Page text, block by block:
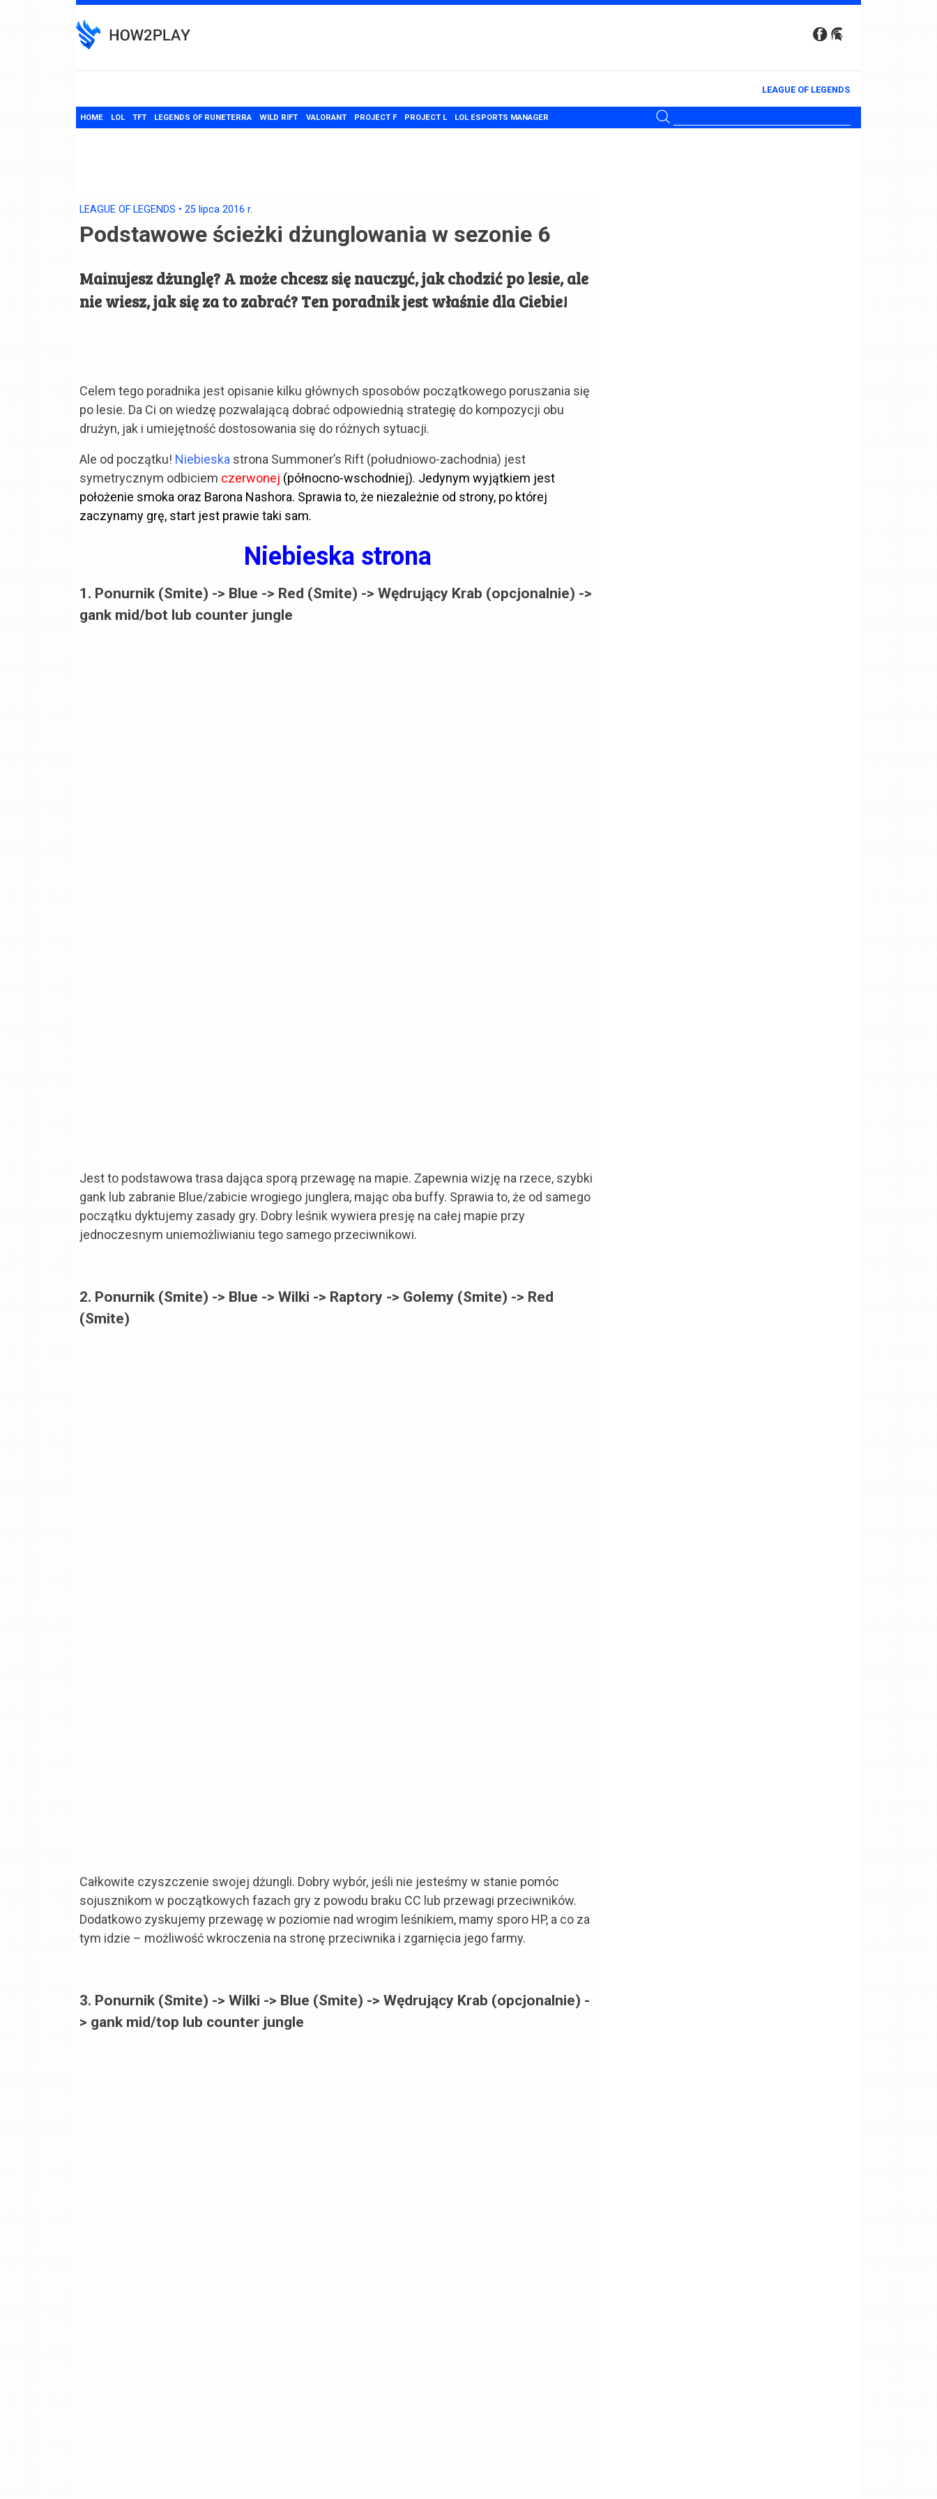
to
content
LEAGUE OF LEGENDS
HOME LOL TFT LEGENDS OF RUNETERRA WILD RIFT VALORANT PROJECT F PROJECT L LOL ESPORTS MANAGER
LEAGUE OF LEGENDS • 25 lipca 2016 r.
Podstawowe ścieżki dżunglowania w sezonie 6
Mainujesz dżunglę? A może chcesz się nauczyć, jak chodzić po lesie, ale
nie wiesz, jak się za to zabrać? Ten poradnik jest właśnie dla Ciebie!
Celem tego poradnika jest opisanie kilku głównych sposobów początkowego poruszania się
po lesie. Da Ci on wiedzę pozwalającą dobrać odpowiednią strategię do kompozycji obu
drużyn, jak i umiejętność dostosowania się do różnych sytuacji.
Ale od początku! Niebieska strona Summoner’s Rift (południowo-zachodnia) jest
symetrycznym odbiciem czerwonej (północno-wschodniej). Jedynym wyjątkiem jest
położenie smoka oraz Barona Nashora. Sprawia to, że niezależnie od strony, po której
zaczynamy grę, start jest prawie taki sam.
Niebieska strona
1. Ponurnik (Smite) -> Blue -> Red (Smite) -> Wędrujący Krab (opcjonalnie) ->
gank mid/bot lub counter jungle
Jest to podstawowa trasa dająca sporą przewagę na mapie. Zapewnia wizję na rzece, szybki
gank lub zabranie Blue/zabicie wrogiego junglera, mając oba buffy. Sprawia to, że od samego
początku dyktujemy zasady gry. Dobry leśnik wywiera presję na całej mapie przy
jednoczesnym uniemożliwianiu tego samego przeciwnikowi.
2. Ponurnik (Smite) -> Blue -> Wilki -> Raptory -> Golemy (Smite) -> Red
(Smite)
Całkowite czyszczenie swojej dżungli. Dobry wybór, jeśli nie jesteśmy w stanie pomóc
sojusznikom w początkowych fazach gry z powodu braku CC lub przewagi przeciwników.
Dodatkowo zyskujemy przewagę w poziomie nad wrogim leśnikiem, mamy sporo HP, a co za
tym idzie – możliwość wkroczenia na stronę przeciwnika i zgarnięcia jego farmy.
3. Ponurnik (Smite) -> Wilki -> Blue (Smite) -> Wędrujący Krab (opcjonalnie) -
> gank mid/top lub counter jungle